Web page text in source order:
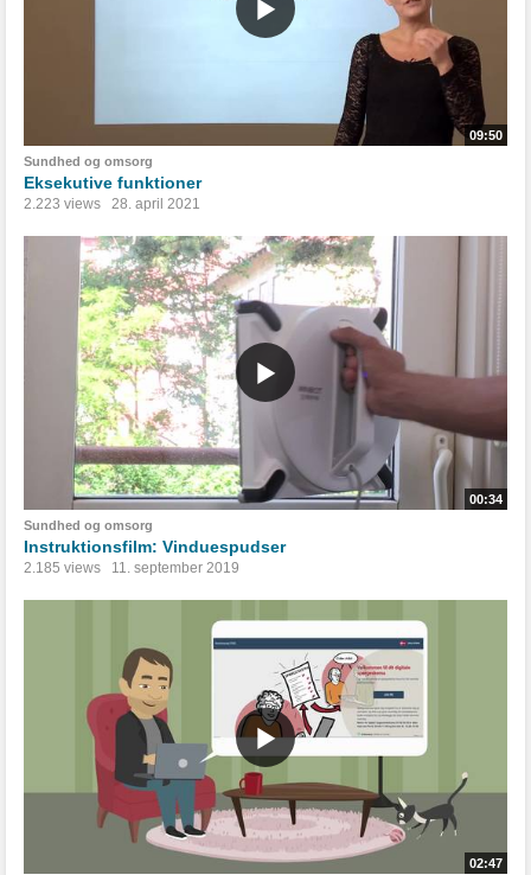
09:50
Sundhed og omsorg
Eksekutive funktioner
2.223 views 28. april 2021
00:34
Sundhed og omsorg
Instruktionsfilm: Vinduespudser
2.185 views 11. september 2019
02:47